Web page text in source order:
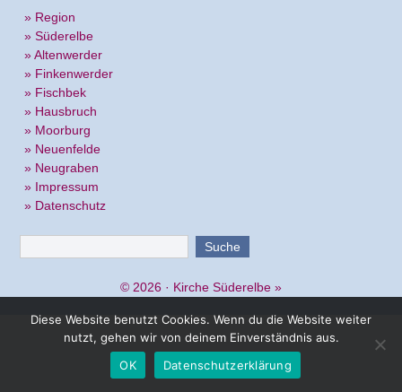
» Region
» Süderelbe
» Altenwerder
» Finkenwerder
» Fischbek
» Hausbruch
» Moorburg
» Neuenfelde
» Neugraben
» Impressum
» Datenschutz
© 2026 · Kirche Süderelbe »
Diese Website benutzt Cookies. Wenn du die Website weiter
nutzt, gehen wir von deinem Einverständnis aus.
OK
Datenschutzerklärung